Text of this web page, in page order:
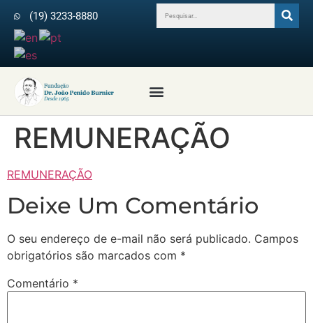
(19) 3233-8880
REMUNERAÇÃO
REMUNERAÇÃO
Deixe Um Comentário
O seu endereço de e-mail não será publicado. Campos
obrigatórios são marcados com *
Comentário *